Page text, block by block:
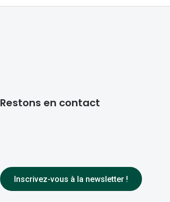
Restons en contact
Inscrivez-vous à la newsletter !